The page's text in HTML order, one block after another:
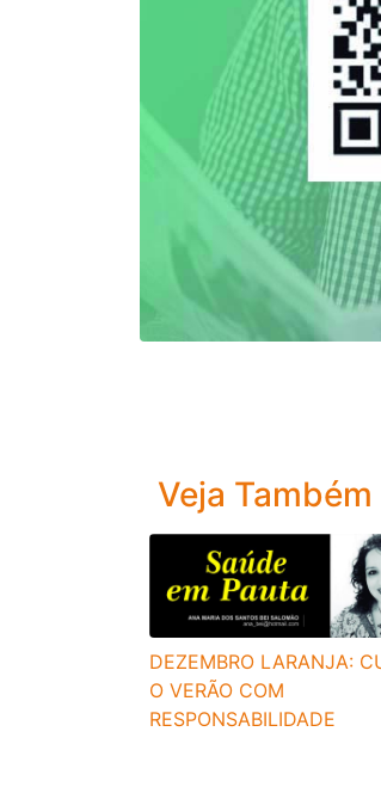
Veja Também
DEZEMBRO LARANJA:
O VERÃO COM
RESPONSABILIDADE